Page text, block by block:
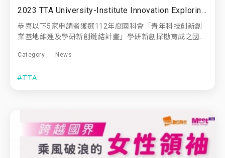
2023 TTA University-Institute Innovation Exploring and Incubating Accelerators
恭喜以下5家申請者獲選112年度國科會「青年科技創新創
業基地維運及學研新創鏈結計畫」學研新創探勘育成之國...
Category News
#TTA